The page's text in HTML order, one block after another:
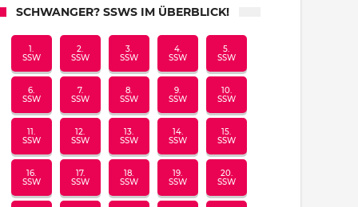
SCHWANGER? SSWS IM ÜBERBLICK!
1.
SSW
2.
SSW
3.
SSW
4.
SSW
5.
SSW
6.
SSW
7.
SSW
8.
SSW
9.
SSW
10.
SSW
11.
SSW
12.
SSW
13.
SSW
14.
SSW
15.
SSW
16.
SSW
17.
SSW
18.
SSW
19.
SSW
20.
SSW